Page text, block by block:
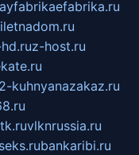
z-host.ru
kuhnyanazakaz.ru
vlknrussia.ru
bankaribi.ru